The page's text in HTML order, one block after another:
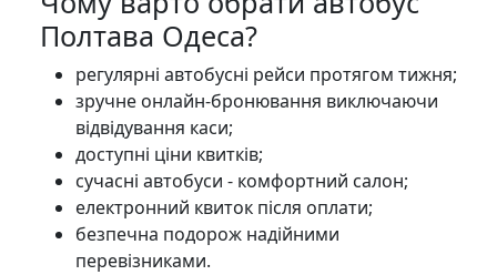
Полтава Одеса?
регулярні автобусні рейси протягом тижня;
зручне онлайн-бронювання виключаючи
відвідування каси;
доступні ціни квитків;
сучасні автобуси - комфортний салон;
електронний квиток після оплати;
безпечна подорож надійними
перевізниками.